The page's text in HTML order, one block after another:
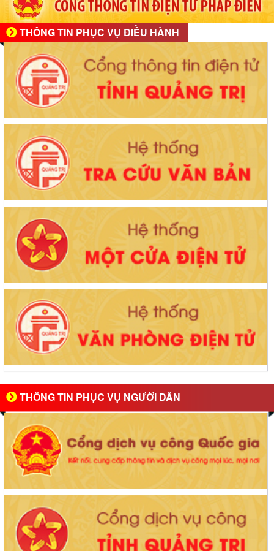
THÔNG TIN PHỤC VỤ ĐIỀU HÀNH
THÔNG TIN PHỤC VỤ NGƯỜI DÂN